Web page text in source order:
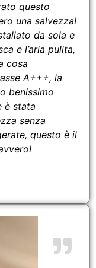
questo
una salvezza!
da sola e
e l’aria pulita,
cosa
A+++, la
benissimo
è stata
senza
questo è il